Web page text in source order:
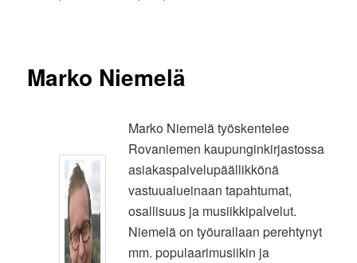
Marko Niemelä
Marko Niemelä työskentelee
Rovaniemen kaupunginkirjastossa
asiakaspalvelupäällikkönä
vastuualueinaan tapahtumat,
osallisuus ja musiikkipalvelut.
Niemelä on työurallaan perehtynyt
mm. populaarimusiikin ja